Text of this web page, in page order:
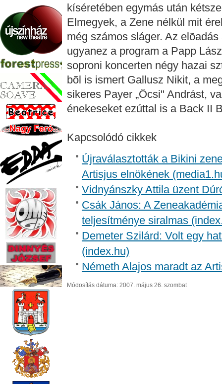
kíséretében egymás után
Elmegyek, a Zene nélkül mit
még számos sláger. Az
ugyanez a program a Papp
soproni koncerten négy hazai
bõl is ismert Gallusz Nikit, a
sikeres Payer „Öcsi" Andrást,
énekeseket ezúttal is a Back II
Kapcsolódó cikkek
Újraválasztották a Bikini
Artisjus elnökének
Vidnyánszky Attila üzent
Csák János: A
teljesítménye siralmas
Demeter Szilárd: Volt egy
(index.hu)
Németh Alajos maradt az
Módosítás dátuma: 2007. május 26. szombat